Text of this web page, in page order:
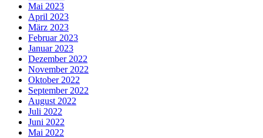
Mai 2023
April 2023
März 2023
Februar 2023
Januar 2023
Dezember 2022
November 2022
Oktober 2022
September 2022
August 2022
Juli 2022
Juni 2022
Mai 2022